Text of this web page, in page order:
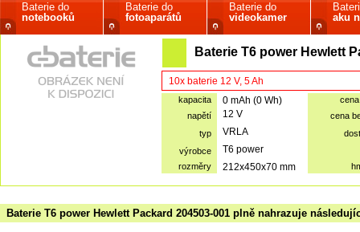
Baterie do
notebooků
Baterie do
fotoaparátů
Baterie do
videokamer
aku
Baterie T6 power Hewlett
10x baterie 12 V, 5 Ah
kapacita 0 mAh (0 Wh)
napětí
12 V
cena
typ
VRLA
výrobce
T6 power
rozměry 212x450x70 mm
Baterie T6 power Hewlett Packard 204503-001 plně nahrazuje